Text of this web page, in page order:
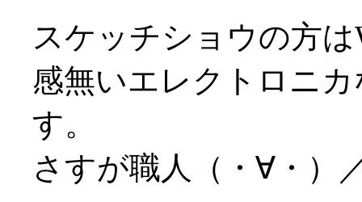
スケッチショウの方
感無いエレクトロニ
す。
さすが職人（・∀・）